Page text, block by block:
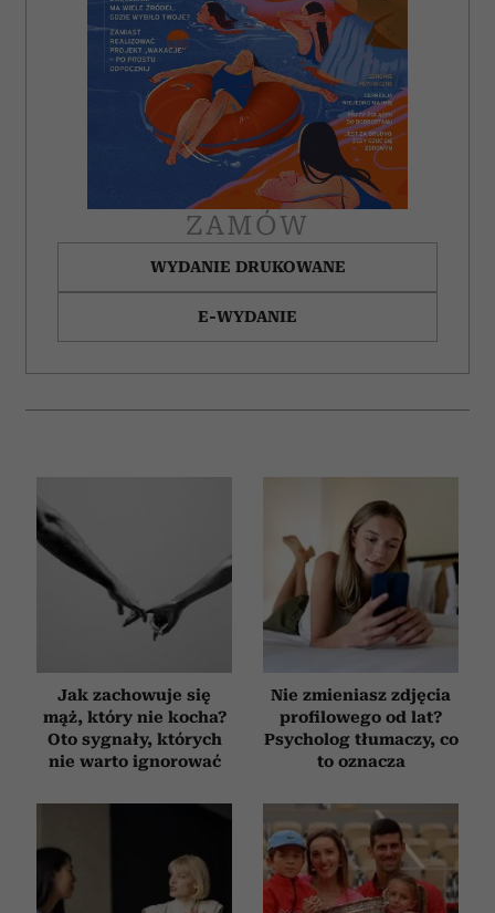
ZAMÓW
WYDANIE DRUKOWANE
E-WYDANIE
Jak zachowuje się
mąż, który nie kocha?
Oto sygnały, których
nie warto ignorować
Nie zmieniasz zdjęcia
profilowego od lat?
Psycholog tłumaczy, co
to oznacza